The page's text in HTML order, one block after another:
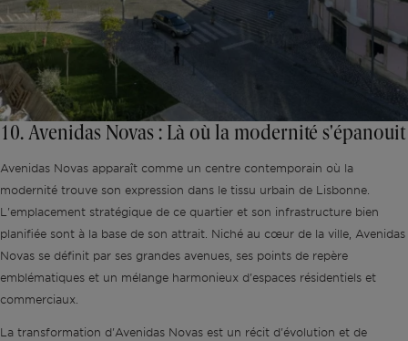
10. Avenidas Novas : Là où la modernité s'épanouit
Avenidas Novas apparaît comme un centre contemporain où la
modernité trouve son expression dans le tissu urbain de Lisbonne.
L'emplacement stratégique de ce quartier et son infrastructure bien
planifiée sont à la base de son attrait. Niché au cœur de la ville, Avenidas
Novas se définit par ses grandes avenues, ses points de repère
emblématiques et un mélange harmonieux d'espaces résidentiels et
commerciaux.
La transformation d'Avenidas Novas est un récit d'évolution et de